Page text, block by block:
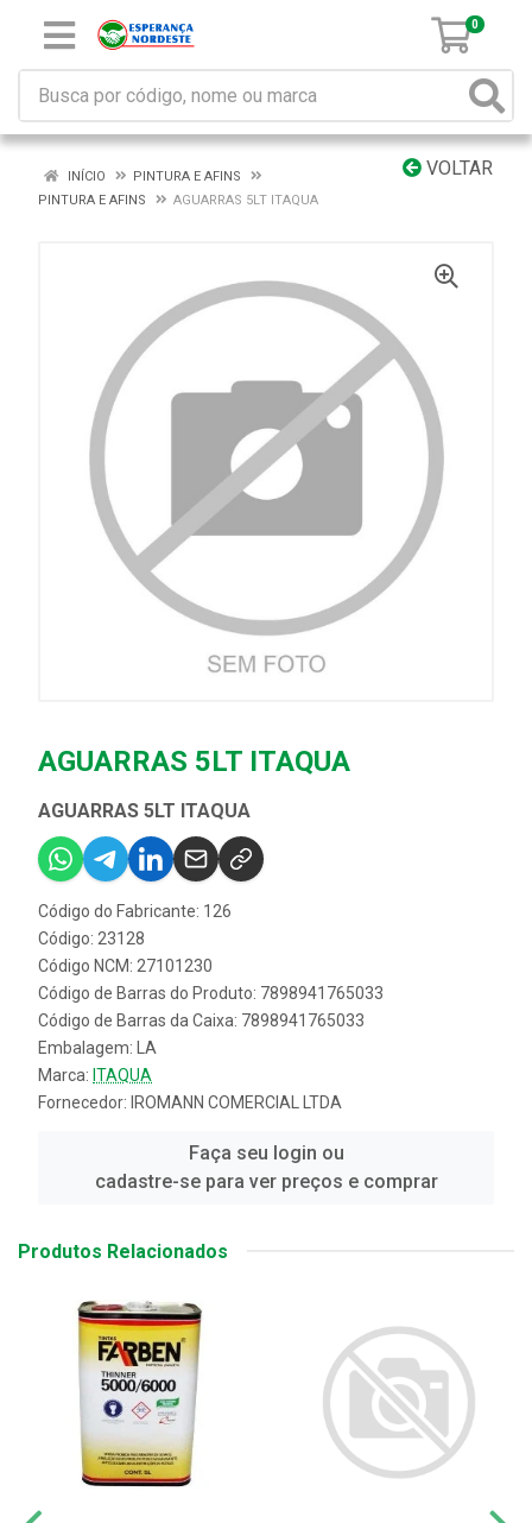
0
VOLTAR
INÍCIO
PINTURA E AFINS
PINTURA E AFINS
AGUARRAS 5LT ITAQUA
AGUARRAS 5LT ITAQUA
AGUARRAS 5LT ITAQUA
Código do Fabricante: 126
Código: 23128
Código NCM: 27101230
Código de Barras do Produto: 7898941765033
Código de Barras da Caixa: 7898941765033
Embalagem: LA
Marca: ITAQUA
Fornecedor: IROMANN COMERCIAL LTDA
Faça seu login ou
cadastre-se para ver preços e comprar
Produtos Relacionados